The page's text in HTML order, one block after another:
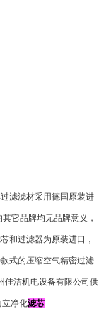
滤滤材采用德国原装进
它品牌均无品牌意义，
和过滤器为原装进口，
式的压缩空气精密过滤
佳洁机电设备有限公司供
立净化滤芯